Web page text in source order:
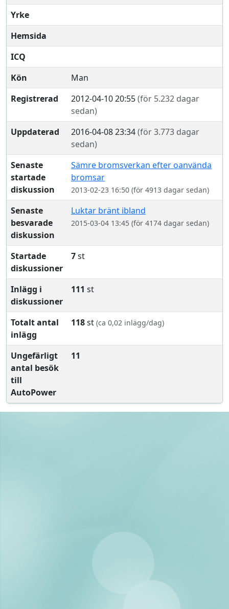
Yrke
Hemsida
ICQ
Kön
Man
Registrerad
2012-04-10 20:55(för 5.232 dagar
sedan)
Uppdaterad
2016-04-08 23:34(för 3.773 dagar
sedan)
Senaste
startade
diskussion
Sämre bromsverkan efter oanvända
bromsar
2013-02-23 16:50 (för 4913 dagar sedan)
Senaste
besvarade
diskussion
Luktar bränt ibland
2015-03-04 13:45 (för 4174 dagar sedan)
Startade
diskussioner
7st
Inlägg i
diskussioner
111 st
Totalt antal
inlägg
118st (ca 0,02 inlägg/dag)
Ungefärligt
antal besök
till
AutoPower
11